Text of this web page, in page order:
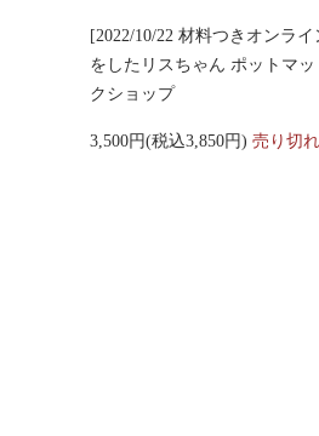
[2022/10/22 材料つきオンラ
をしたリスちゃん ポットマ
クショップ
3,500円(税込3,850円) 売り切れ